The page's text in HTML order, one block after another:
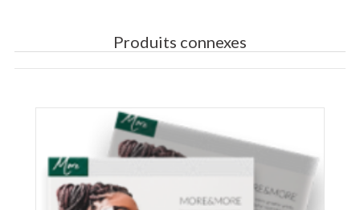
Produits connexes